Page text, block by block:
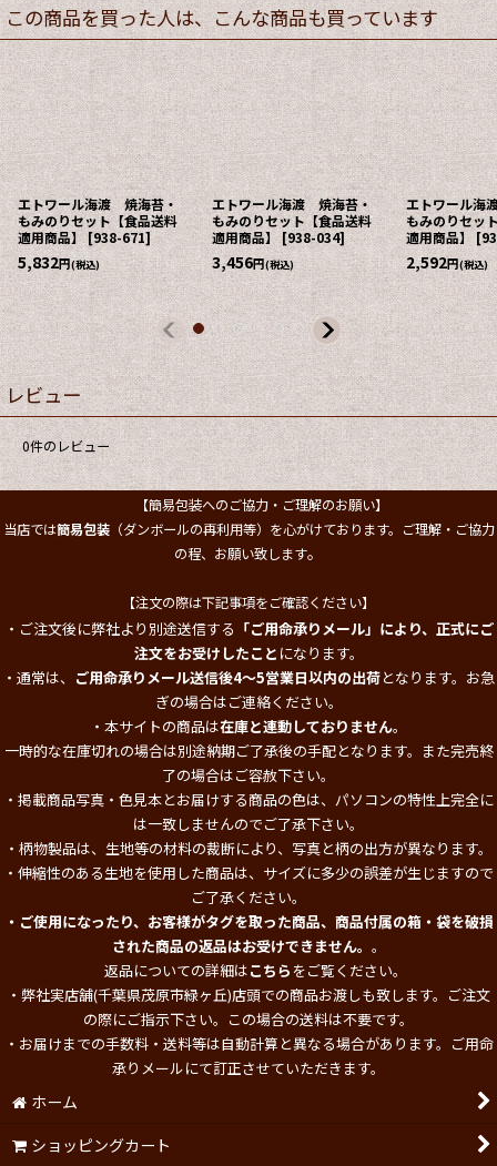
この商品を買った人は、こんな商品も買っています
エトワール海渡 焼海苔・
もみのりセット【食品送料
適用商品】 [938-671]
5,832円(税込)
エトワール海渡 焼海苔・
もみのりセット【食品送料
適用商品】 [938-034]
3,456円(税込)
エトワール
もみのりセッ
適用商品】
[
2,592円(税込)
レビュー
0件のレビュー
【簡易包装へのご協力・ご理解のお願い】
当店では簡易包装（ダンボールの再利用等）を心がけております。ご理解・ご協力
の程、お願い致します。
【注文の際は下記事項をご確認ください】
・ご注文後に弊社より別途送信する 「ご用命承りメール」により、正式にご
注文をお受けしたこと になります。
・通常は、 ご用命承りメール送信後4～5営業日以内の出荷となります。お急
ぎの場合はご連絡ください。
・本サイトの商品は在庫と連動しておりません。
一時的な在庫切れの場合は別途納期ご了承後の手配となります。また完売終
了の場合はご容赦下さい。
・掲載商品写真・色見本とお届けする商品の色は、パソコンの特性上完全に
は一致しませんのでご了承下さい。
・柄物製品は、生地等の材料の裁断により、写真と柄の出方が異なります。
・伸縮性のある生地を使用した商品は、サイズに多少の誤差が生じますので
ご了承ください。
・ご使用になったり、お客様がタグを取った商品、商品付属の箱・袋を破損
された商品の返品はお受けできません。 。
返品についての詳細はこちらをご覧ください。
・弊社実店舗(千葉県茂原市緑ヶ丘)店頭での商品お渡しも致します。ご注文
の際にご指示下さい。この場合の送料は不要です。
・お届けまでの手数料・送料等は自動計算と異なる場合があります。ご用命
承りメールにて訂正させていただきます。
ホーム
ショッピングカート